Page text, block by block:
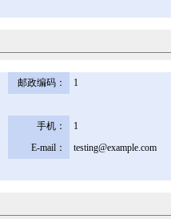
邮政编码：
1
手机：
1
E-mail：
testing@example.com